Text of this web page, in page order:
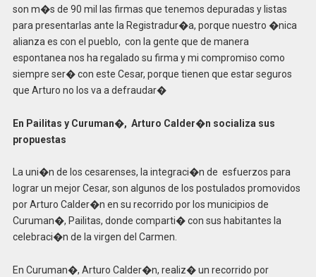
son m�s de 90 mil las firmas que tenemos depuradas y listas
para presentarlas ante la Registradur�a, porque nuestro �nica
alianza es con el pueblo, con la gente que de manera
espontanea nos ha regalado su firma y mi compromiso como
siempre ser� con este Cesar, porque tienen que estar seguros
que Arturo no los va a defraudar�
En Pailitas y Curuman�, Arturo Calder�n socializa sus
propuestas
La uni�n de los cesarenses, la integraci�n de esfuerzos para
lograr un mejor Cesar, son algunos de los postulados promovidos
por Arturo Calder�n en su recorrido por los municipios de
Curuman�, Pailitas, donde comparti� con sus habitantes la
celebraci�n de la virgen del Carmen.
En Curuman�, Arturo Calder�n, realiz� un recorrido por